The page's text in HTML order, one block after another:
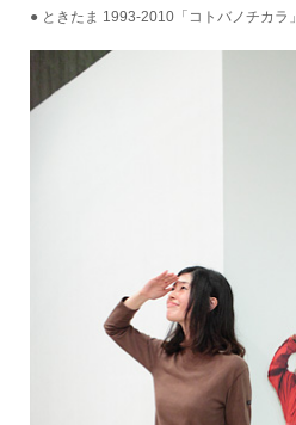
● ときたま 1993-2010「コトバノチカラ」